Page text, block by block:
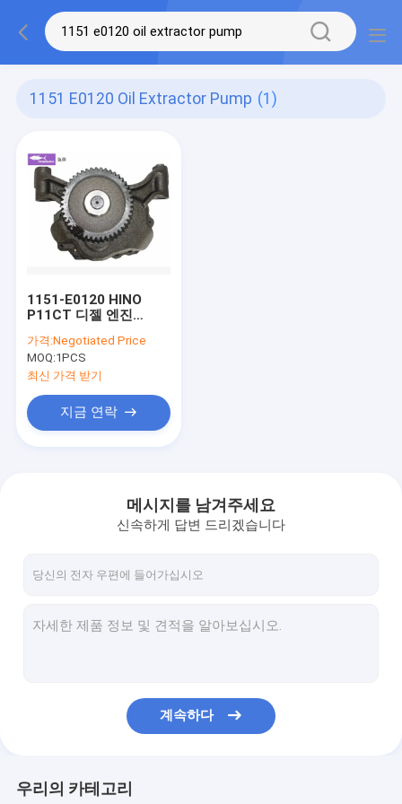
1151 E0120 Oil Extractor Pump (1)
1151-E0120 HINO
P11CT 디젤 엔진
SK495-10를 위한 기름
갈퀴 펌프
가격:Negotiated Price
MOQ:1PCS
최신 가격 받기
지금 연락
메시지를 남겨주세요
신속하게 답변 드리겠습니다
계속하다
우리의 카테고리